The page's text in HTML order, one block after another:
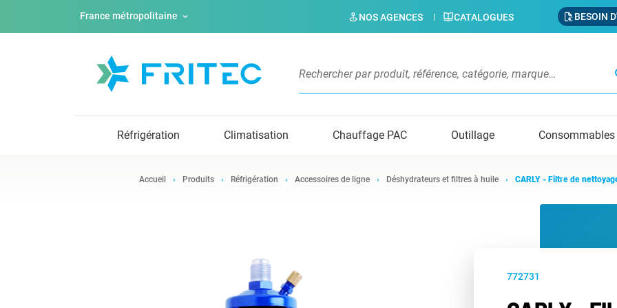
France métropolitaine NOS AGENCES CATALOGUES BESOIN
Réfrigération Climatisation Chauffage PAC Outillage Consommables
Accueil Produits Réfrigération Accessoires de ligne Déshydrateurs et filtres à huile CARLY - Filtre de
772731